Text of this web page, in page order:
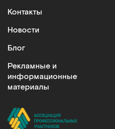
Контакты
Новости
Блог
Рекламные и
информационные
материалы